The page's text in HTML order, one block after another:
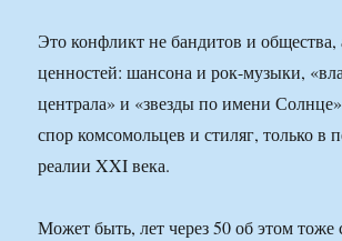
Это конфликт не бандитов и общества,
ценностей: шансона и рок-музыки,
централа» и «звезды по имени
спор комсомольцев и стиляг, только в
реалии XXI века.
Может быть, лет через 50 об этом